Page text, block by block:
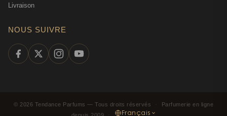
Livraison
NOUS SUIVRE
© 2026 Tendance Parfums — Tous droits réservés ·
Parfumerie en ligne
depuis 2009
· Français